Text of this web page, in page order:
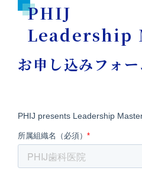
PHIJ
Leadership
お申し込みフォー